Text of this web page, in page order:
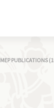
MEP PUBLICATIONS